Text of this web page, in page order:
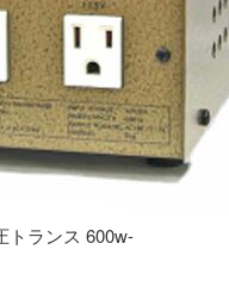
トランス 600w-